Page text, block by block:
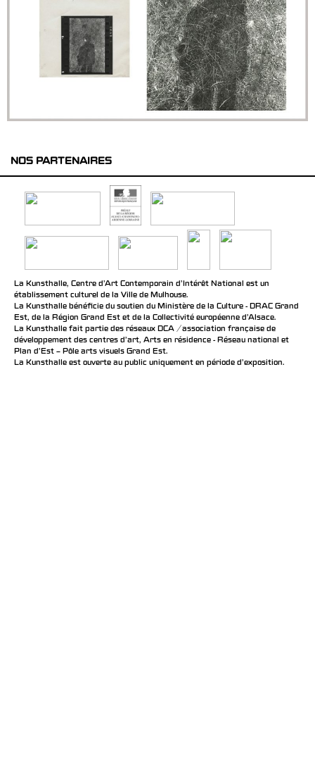
NOS PARTENAIRES
La Kunsthalle, Centre d’Art Contemporain d’Intérêt National est un
établissement culturel de la Ville de Mulhouse.
La Kunsthalle bénéficie du soutien du Ministère de la Culture - DRAC Grand
Est, de la Région Grand Est et de la Collectivité européenne d’Alsace.
La Kunsthalle fait partie des réseaux DCA / association française de
développement des centres d'art, Arts en résidence - Réseau national et
Plan d’Est – Pôle arts visuels Grand Est.
La Kunsthalle est ouverte au public uniquement en période d'exposition.